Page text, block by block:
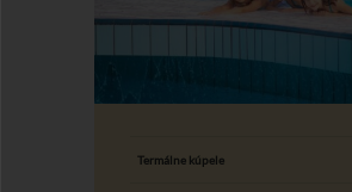
Termálne kúpele